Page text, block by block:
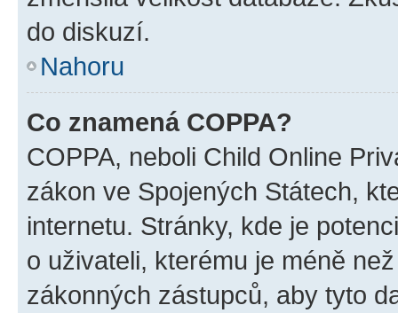
do diskuzí.
Nahoru
Co znamená COPPA?
COPPA, neboli Child Online
zákon ve Spojených Státech,
internetu. Stránky, kde je
o uživateli, kterému je méně
zákonných zástupců, aby tyto